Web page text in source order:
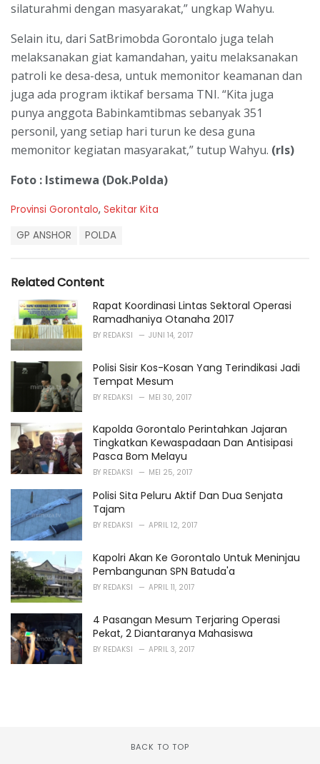
silaturahmi dengan masyarakat,” ungkap Wahyu.
Selain itu, dari SatBrimobda Gorontalo juga telah
melaksanakan giat kamandahan, yaitu melaksanakan
patroli ke desa-desa, untuk memonitor keamanan dan
juga ada program iktikaf bersama TNI. “Kita juga
punya anggota Babinkamtibmas sebanyak 351
personil, yang setiap hari turun ke desa guna
memonitor kegiatan masyarakat,” tutup Wahyu. (rls)
Foto : Istimewa (Dok.Polda)
C
r
s
:
Provinsi Gorontalo, Sekitar Kita
:
GP ANSHOR POLDA
Related Content
Rapat Koordinasi Lintas Sektoral Operasi
Ramadhaniya Otanaha 2017
BY REDAKSI JUNI 14, 2017
Polisi Sisir Kos-Kosan Yang Terindikasi Jadi
Tempat Mesum
BY REDAKSI MEI 30, 2017
Kapolda Gorontalo Perintahkan Jajaran
Tingkatkan Kewaspadaan Dan Antisipasi
Pasca Bom Melayu
BY REDAKSI MEI 25, 2017
Polisi Sita Peluru Aktif Dan Dua Senjata
Tajam
BY REDAKSI APRIL 12, 2017
Kapolri Akan Ke Gorontalo Untuk Meninjau
Pembangunan SPN Batuda'a
BY REDAKSI APRIL 11, 2017
4 Pasangan Mesum Terjaring Operasi
Pekat, 2 Diantaranya Mahasiswa
BY REDAKSI APRIL 3, 2017
BACK TO TOP